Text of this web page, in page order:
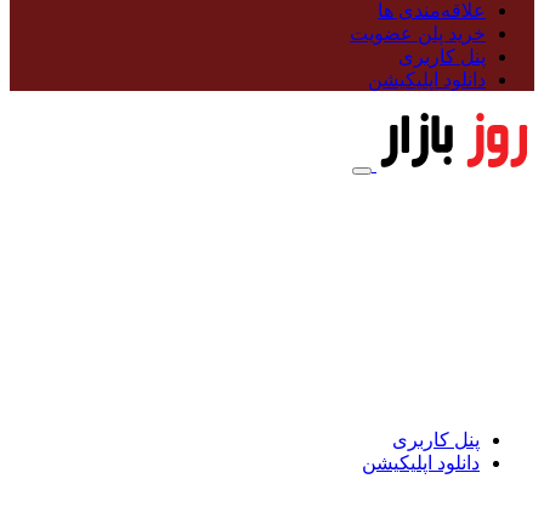
علاقه‌مندی ها
خرید پلن عضویت
پنل کاربری
دانلود اپلیکیشن
پنل کاربری
دانلود اپلیکیشن